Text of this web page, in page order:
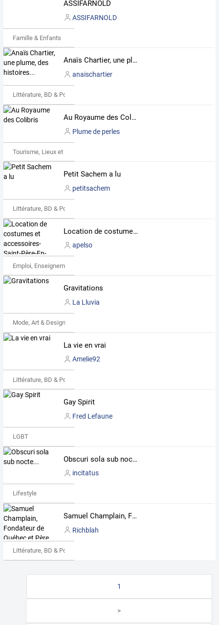
ASSIFARNOLD
ASSIFARNOLD
Famille & Enfants
Anaïs Chartier, une plume, des histoires...
anaischartier
Littérature, BD & Poésie
Au Royaume des Colibris
Plume de perles
Tourisme, Lieux et Événements
Petit Sachem a lu
petitsachem
Littérature, BD & Poésie
Location de costumes et accessoires- Saint-Père-En-Retz (44)
apelso
Emploi, Enseignement & Etudes
Gravitations
La Lluvia
Mode, Art & Design
La vie en vrai
Amelie92
Littérature, BD & Poésie
Gay Spirit
Fred Lefaune
LGBT
Obscuri sola sub nocte...
incitatus
Lifestyle
Samuel Champlain, Fondateur de Québec et Père de la Nouvelle-France par N.E. Dionne - production Éditions de L'À Venir
Richblah
Littérature, BD & Poésie
1
>